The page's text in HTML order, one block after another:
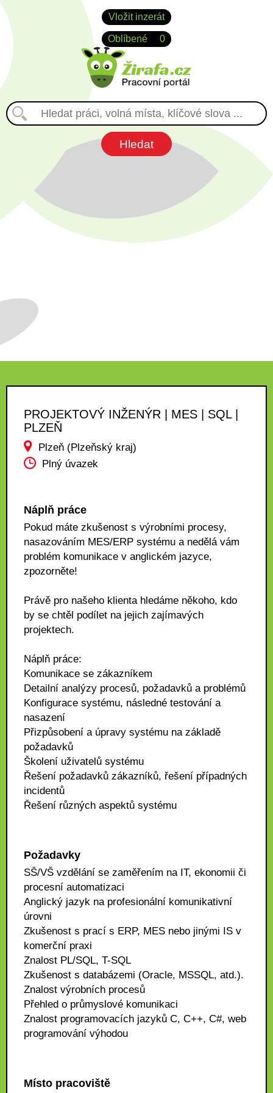
Vložit inzerát
Oblíbené 0
PROJEKTOVÝ INŽENÝR | MES | SQL |
PLZEŇ
Plzeň (Plzeňský kraj)
Plný úvazek
Náplň práce
Pokud máte zkušenost s výrobními procesy,
nasazováním MES/ERP systému a nedělá vám
problém komunikace v anglickém jazyce,
zpozorněte!
Právě pro našeho klienta hledáme někoho, kdo
by se chtěl podílet na jejich zajímavých
projektech.
Náplň práce:
Komunikace se zákazníkem
Detailní analýzy procesů, požadavků a problémů
Konfigurace systému, následné testování a
nasazení
Přizpůsobení a úpravy systému na základě
požadavků
Školení uživatelů systému
Řešení požadavků zákazníků, řešení případných
incidentů
Řešení různých aspektů systému
Požadavky
SŠ/VŠ vzdělání se zaměřením na IT, ekonomii či
procesní automatizaci
Anglický jazyk na profesionální komunikativní
úrovni
Zkušenost s prací s ERP, MES nebo jinými IS v
komerční praxi
Znalost PL/SQL, T-SQL
Zkušenost s databázemi (Oracle, MSSQL, atd.).
Znalost výrobních procesů
Přehled o průmyslové komunikaci
Znalost programovacích jazyků C, C++, C#, web
programování výhodou
Místo pracoviště